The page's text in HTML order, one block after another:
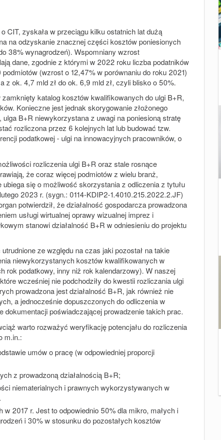
CIT, zyskała w przeciągu kilku ostatnich lat dużą
na odzyskanie znacznej części kosztów poniesionych
38% wynagrodzeń). Wspomniany wzrost
dane, zgodnie z którymi w 2022 roku liczba podatników
(wzrost o 12,47% w porównaniu do roku 2021)
z ok. 4,7 mld zł do ok. 6,9 mld zł, czyli blisko o 50%.
katalog kosztów kwalifikowanych do ulgi B+R,
Konieczne jest jednak skorygowanie złożonego
B+R niewykorzystana z uwagi na poniesioną stratę
rozliczona przez 6 kolejnych lat lub budować tzw.
podatkowej - ulgi na innowacyjnych pracowników, o
rozliczenia ulgi B+R oraz stale rosnące
że coraz więcej podmiotów z wielu branż,
się o możliwość skorzystania z odliczenia z tytułu
2023 r. (sygn.: 0114-KDIP2-1.4010.215.2022.2.JF)
potwierdził, że działalność gospodarcza prowadzona
usługi wirtualnej oprawy wizualnej imprez i
stanowi działalność B+R w odniesieniu do projektu
ze względu na czas jaki pozostał na takie
niewykorzystanych kosztów kwalifikowanych w
rok podatkowy, inny niż rok kalendarzowy). W naszej
wcześniej nie podchodziły do kwestii rozliczania ulgi
prowadzona jest działalność B+R, jak również nie
a jednocześnie dopuszczonych do odliczenia w
poświadczającej prowadzenie takich prac.
warto rozważyć weryfikację potencjału do rozliczenia
m.in.:
umów o pracę (w odpowiedniej proporcji
z prowadzoną działalnością B+R;
niematerialnych i prawnych wykorzystywanych w
2017 r. Jest to odpowiednio 50% dla mikro, małych i
i 30% w stosunku do pozostałych kosztów